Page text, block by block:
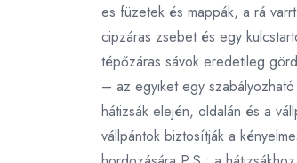
es füzetek és mappák, a rá
cipzáras zsebet és egy
tépőzáras sávok eredetileg
– az egyiket egy
hátizsák elején, oldalán és a
vállpántok biztosítják a